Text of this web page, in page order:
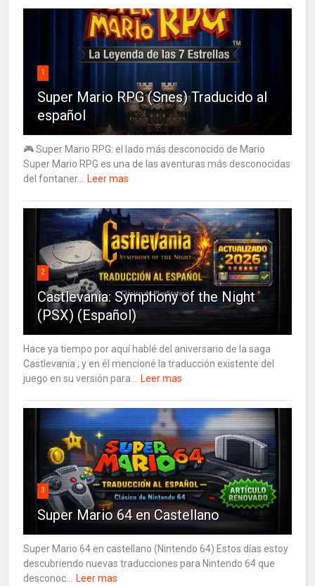
1
Super Mario RPG (Snes) Traducido al
español
🎮 Super Mario RPG: el lado más desconocido de Mario
Super Mario RPG es una de las aventuras más desconocidas
del fontaner...
Leer mas
2
Castlevania: Symphony of the Night
(PSX) (Español)
Hace ya tiempo por aquí hablé del aniversario de la saga
Castlevania , y en él mencioné la traducción existente del
juego en su versión para...
Leer mas
3
Super Mario 64 en Castellano
Super Mario 64 en castellano (Nintendo 64) Estos días estoy
descubriendo nuevas traducciones para Nintendo 64 que
desconoc...
Leer mas